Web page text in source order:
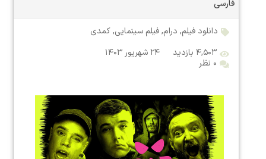
فارسی
دانلود فیلم, درام,فیلم سینمایی,کمدی
۴,۵۰۳ بازدید
۲۴ شهریور ۱۴۰۳
۰ نظر